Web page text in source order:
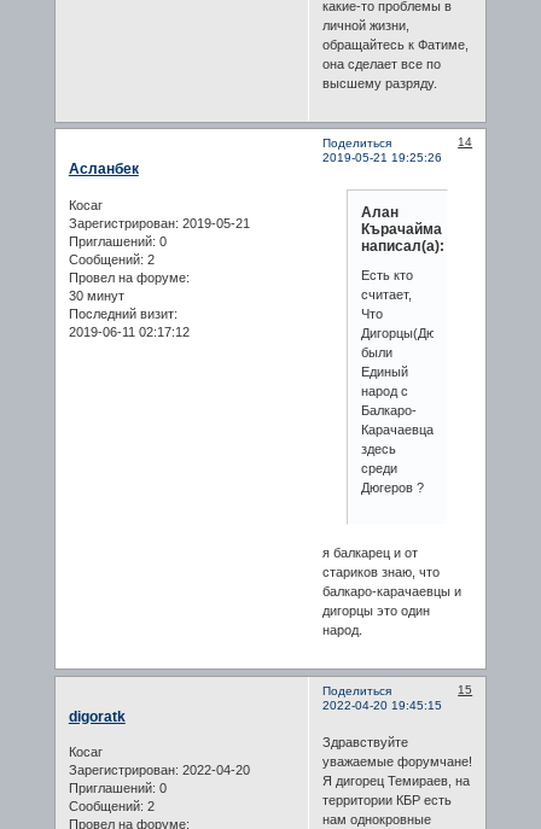
какие-то проблемы в
личной жизни,
обращайтесь к Фатиме,
она сделает все по
высшему разряду.
Поделиться
14
2019-05-21 19:25:26
Асланбек
Косаг
Зарегистрирован: 2019-05-21
Приглашений: 0
Сообщений: 2
Провел на форуме:
30 минут
Последний визит:
2019-06-11 02:17:12
Алан
Кърачайма
написал(а):
Есть кто
считает,
Что
Дигорцы(Дюгерле)
были
Единый
народ с
Балкаро-
Карачаевцами,
здесь
среди
Дюгеров ?
я балкарец и от
стариков знаю, что
балкаро-карачаевцы и
дигорцы это один
народ.
Поделиться
15
2022-04-20 19:45:15
digoratk
Косаг
Зарегистрирован: 2022-04-20
Приглашений: 0
Сообщений: 2
Провел на форуме:
Здравствуйте
уважаемые форумчане!
Я дигорец Темираев, на
территории КБР есть
нам однокровные